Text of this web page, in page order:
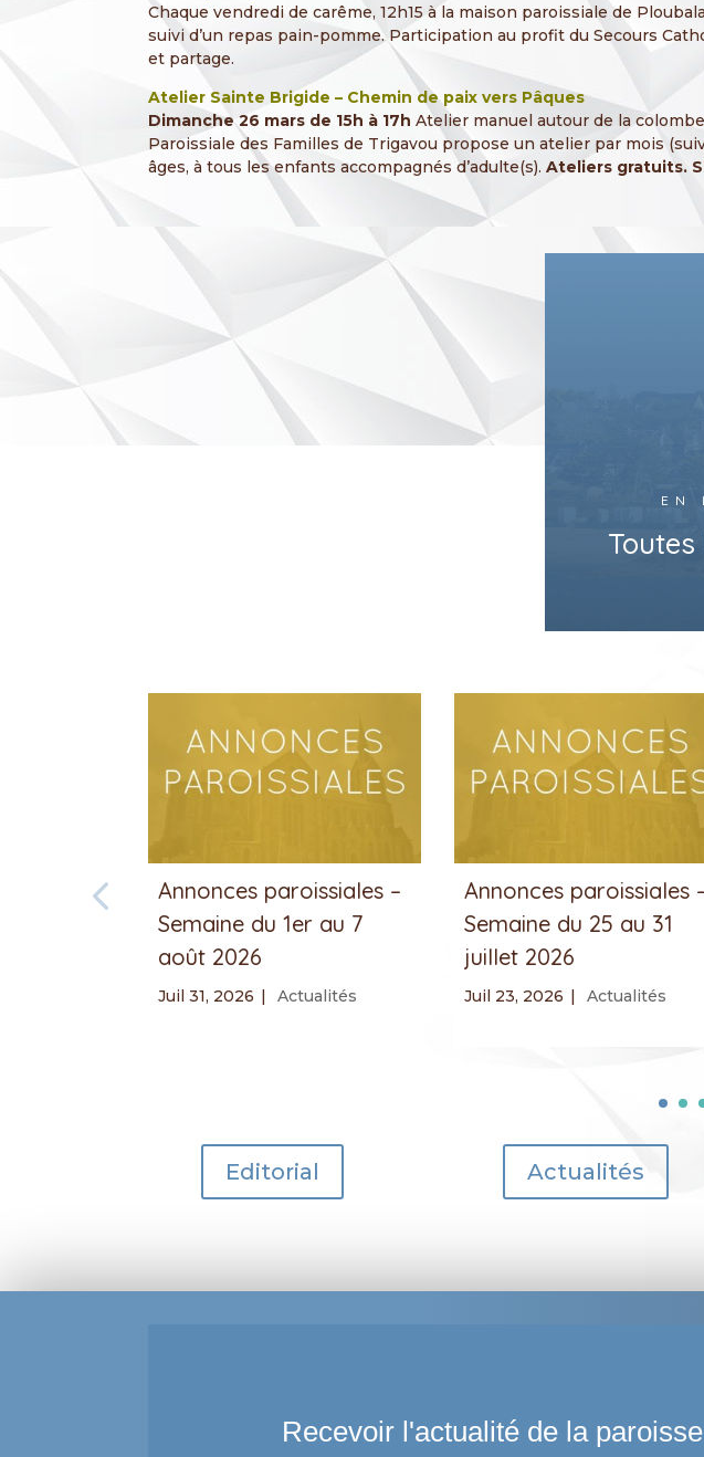
Chaque vendredi de carême, 12h15 à la maison paroissiale de
suivi d’un repas pain-pomme. Participation au profit du Secours
et partage.
Atelier Sainte Brigide – Chemin de paix vers Pâques
Dimanche 26 mars de 15h à 17h Atelier manuel autour de la
Paroissiale des Familles de Trigavou propose un atelier par mois
âges, à tous les enfants accompagnés d’adulte(s).Ateliers gratuits.
EN
Annonces paroissiales –
Semaine du 1er au 7
août 2026
Juil 31, 2026 | Actualités
Annonces paroissiales
Semaine du 25 au 31
juillet 2026
Juil 23, 2026 | Actualités
Editorial Actualités